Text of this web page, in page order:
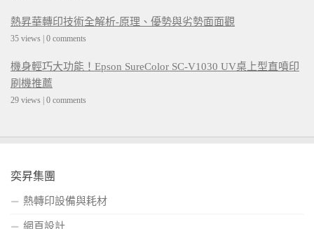
熱昇華轉印技術全解析-原理、優勢與劣勢面面觀
35 views | 0 comments
機身輕巧大功能！Epson SureColor SC-V1030 UV桌上型直噴印
刷機推薦
29 views | 0 comments
奕昇集團
熱轉印設備與耗材
網頁設計